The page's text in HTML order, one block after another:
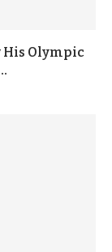
His Olympic